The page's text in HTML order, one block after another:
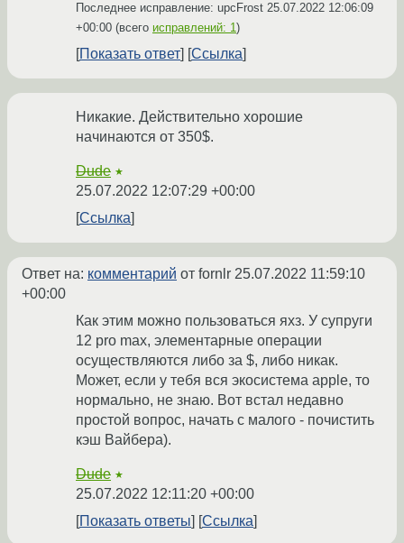
Последнее исправление: upcFrost 25.07.2022 12:06:09
+00:00 (всего исправлений: 1)
Показать ответ Ссылка
Никакие. Действительно хорошие
начинаются от 350$.
Dude ★
25.07.2022 12:07:29 +00:00
Ссылка
Ответ на: комментарий от fornlr 25.07.2022 11:59:10
+00:00
Как этим можно пользоваться яхз. У супруги
12 pro max, элементарные операции
осуществляются либо за $, либо никак.
Может, если у тебя вся экосистема apple, то
нормально, не знаю. Вот встал недавно
простой вопрос, начать с малого - почистить
кэш Вайбера).
Dude ★
25.07.2022 12:11:20 +00:00
Показать ответы
Ссылка